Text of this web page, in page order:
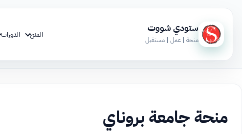
ستودي شووت
منحة | عمل | مستقبل
المنح الدورات
منحة جامعة بروناي